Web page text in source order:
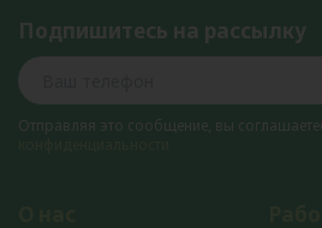
Подпишитесь на рассылку
Отправляя это сообщение, вы